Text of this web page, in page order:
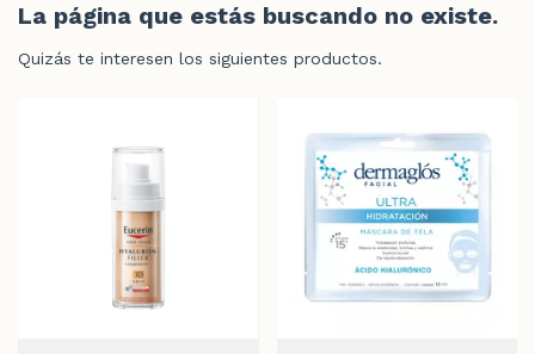
La página que estás buscando no existe.
Quizás te interesen los siguientes productos.